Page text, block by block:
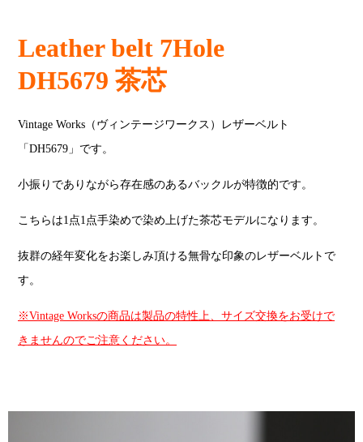
Leather belt 7Hole
DH5679 茶芯
Vintage Works（ヴィンテージワークス）レザーベルト
「DH5679」です。
小振りでありながら存在感のあるバックルが特徴的です。
こちらは1点1点手染めで染め上げた茶芯モデルになります。
抜群の経年変化をお楽しみ頂ける無骨な印象のレザーベルトで
す。
※Vintage Worksの商品は製品の特性上、サイズ交換をお受けで
きませんのでご注意ください。